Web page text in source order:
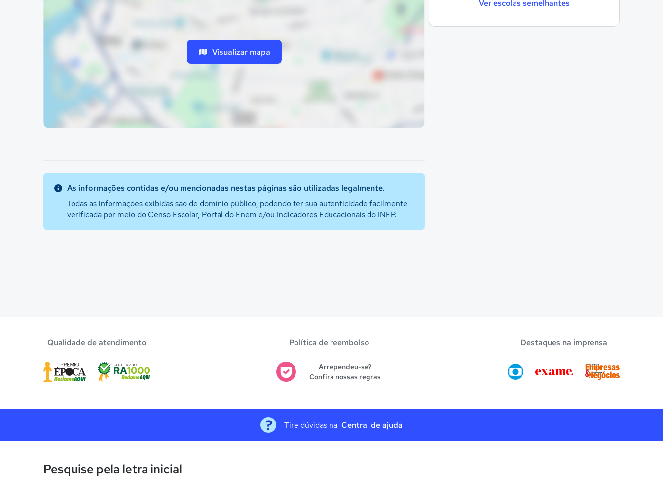
Ver escolas semelhantes
Visualizar mapa
As informações contidas e/ou mencionadas nestas páginas são utilizadas legalmente.
Todas as informações exibidas são de domínio público, podendo ter sua autenticidade facilmente
verificada por meio do Censo Escolar, Portal do Enem e/ou Indicadores Educacionais do INEP.
Qualidade de atendimento Política de reembolso
Arrependeu-se?
Confira nossas regras
Destaques na imprensa
Tire dúvidas na Central de ajuda
Pesquise pela letra inicial